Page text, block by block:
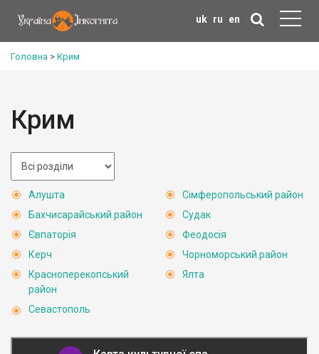
uk ru en
Головна > Крим
Крим
Алушта
Бахчисарайський район
Євпаторія
Керч
Красноперекопський
район
Севастополь
Сімферопольський район
Судак
Феодосія
Чорноморський район
Ялта